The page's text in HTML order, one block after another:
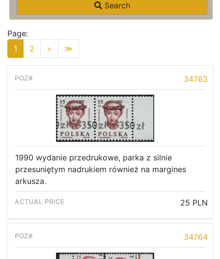
Search
Page:
1
2 > ≫
34763
1990 wydanie przedrukowe, parka z silnie
przesuniętym nadrukiem również na margines
arkusza.
25 PLN
34764